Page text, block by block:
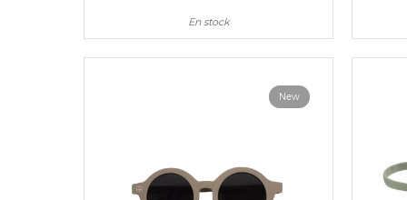
En stock
New